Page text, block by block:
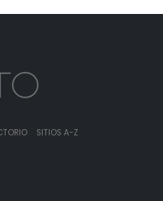
SITIOS A-Z